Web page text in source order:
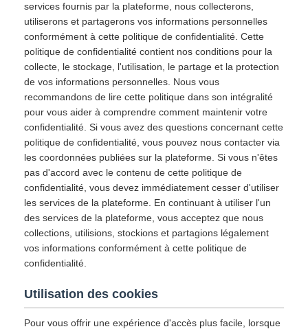
services fournis par la plateforme, nous collecterons,
utiliserons et partagerons vos informations personnelles
conformément à cette politique de confidentialité. Cette
politique de confidentialité contient nos conditions pour la
collecte, le stockage, l'utilisation, le partage et la protection
de vos informations personnelles. Nous vous
recommandons de lire cette politique dans son intégralité
pour vous aider à comprendre comment maintenir votre
confidentialité. Si vous avez des questions concernant cette
politique de confidentialité, vous pouvez nous contacter via
les coordonnées publiées sur la plateforme. Si vous n'êtes
pas d'accord avec le contenu de cette politique de
confidentialité, vous devez immédiatement cesser d'utiliser
les services de la plateforme. En continuant à utiliser l'un
des services de la plateforme, vous acceptez que nous
collections, utilisions, stockions et partagions légalement
vos informations conformément à cette politique de
confidentialité.
Utilisation des cookies
Pour vous offrir une expérience d'accès plus facile, lorsque